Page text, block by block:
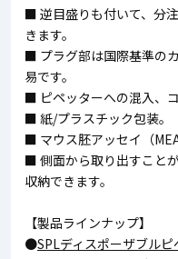
■ 逆目盛りも付いて、分
きます。
■ プラグ部は国際基準の
易です。
■ ピペッターへの混入、
■ 紙/プラスチック包装。
■ マウス胚アッセイ（
■ 側面から取り出すこと
収納できます。
【製品ラインナップ】
●SPLディスポーザブル